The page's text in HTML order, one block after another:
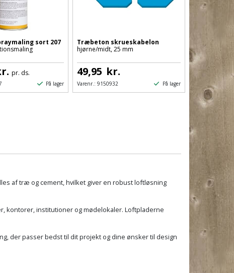
sort 207
pr. ds.
På lager
Træbeton skrueskabelon
hjørne/midt, 25 mm
49,95 kr.
Varenr.: 9150932 På lager
af træ og cement, hvilket giver en robust loftløsning
kontorer, institutioner og mødelokaler. Loftpladerne
der passer bedst til dit projekt og dine ønsker til design